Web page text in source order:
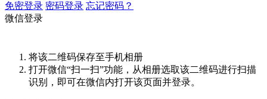
免密登录 密码登录 忘记密码？
微信登录
将该二维码保存至手机相册
打开微信“扫一扫”功能，从相册选取该二维码进行扫描
识别，即可在微信内打开该页面并登录。